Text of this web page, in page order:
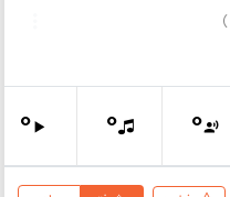
)
0
0
0